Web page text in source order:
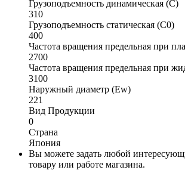
Грузоподъемность динамическая (C)
310
Грузоподъемность статическая (C0)
400
Частота вращения предельная при
2700
Частота вращения предельная при
3100
Наружный диаметр (Ew)
221
Вид Продукции
0
Страна
Япония
Вы можете задать любой
товару или работе магазина.